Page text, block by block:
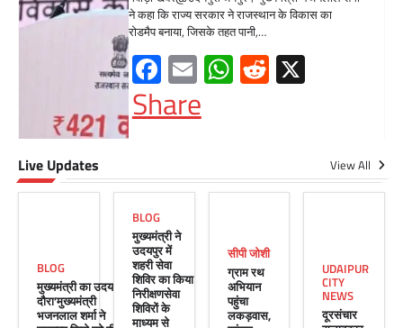
बुधवार को उदयपुर प्रवास के दौरान उदयपुर विकास
प्राधिकरण में आयोजित शहरी…
Facebook
EmailWhatsApp
Reddit
X
Share
ग्राम रथ अभियान पहुंचा लकड़वास, सांसद
Mewari Khabar
मेवाड़ी खबर@उदयपुर। राजस्थान सरकार द्वारा गांव के
अंतिम पायदान पर बैठे व्यक्ति तक योजनाओं का लाभ
पहुंचाने और उसे मुख्यधारा…
Live Updates View All
BLOG
मुख्यमंत्री का उदयपुर
दौरा’मुख्यमंत्री
भजनलाल शर्मा ने
BLOG
मुख्यमंत्री ने
उदयपुर में
शहरी सेवा
शिविर का किया
निरीक्षणसेवा
शिविरों के
माध्यम से
सीपी जोशी
ग्राम रथ
अभियान
पहुंचा
लकड़वास,
UDAIPUR
CITY
NEWS
दूरसंचार